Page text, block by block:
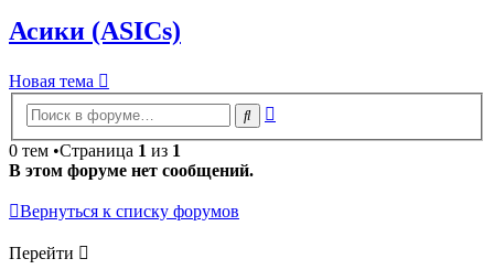
Асики (ASICs)
Новая тема
Поиск
0 тем •Страница 1 из 1
В этом форуме нет сообщений.
Вернуться к списку форумов
Перейти